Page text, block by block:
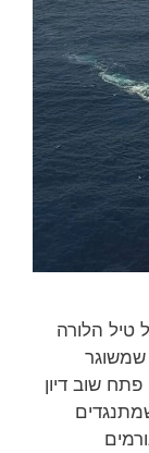
טיל הלורה
שמשוגר
שוב דיון